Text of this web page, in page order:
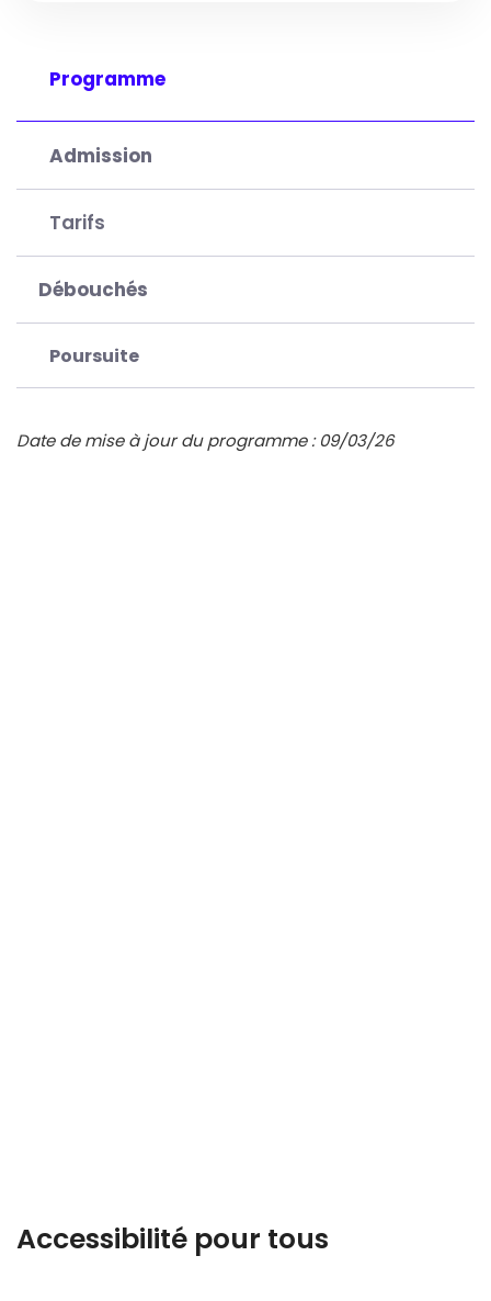
Programme
Admission
Tarifs
Débouchés
Poursuite
Date de mise à jour du programme : 09/03/26
Accessibilité pour tous